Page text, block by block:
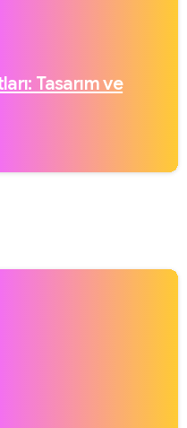
Tasarım ve